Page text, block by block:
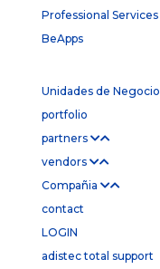
Professional Services
BeApps
Unidades de Negocio
portfolio
partners
vendors
Compañia
contact
LOGIN
adistec total support